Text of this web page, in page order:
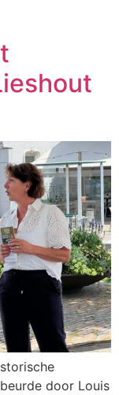
door Louis